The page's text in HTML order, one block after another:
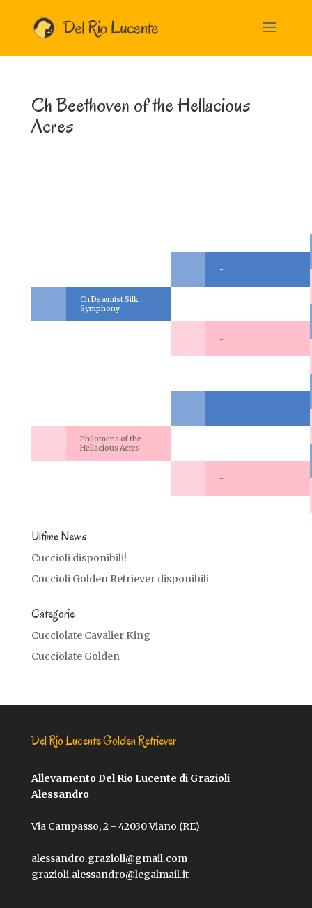
Ch Beethoven of the Hellacious
Acres
Ch Dewmist Silk
Symphony
Philomena of the
Hellacious Acres
-
-
-
-
Ultime News
Cuccioli disponibili!
Cuccioli Golden Retriever disponibili
Categorie
Cucciolate Cavalier King
Cucciolate Golden
Del Rio Lucente Golden Retriever
Allevamento Del Rio Lucente di Grazioli
Alessandro
Via Campasso, 2 - 42030 Viano (RE)
alessandro.grazioli@gmail.com
grazioli.alessandro@legalmail.it